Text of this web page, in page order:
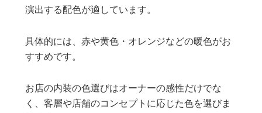
演出する配色が適しています。
具体的には、赤や黄色・オレンジなどの暖色がお
すすめです。
お店の内装の色選びはオーナーの感性だけでな
く、客層や店舗のコンセプトに応じた色を選びま